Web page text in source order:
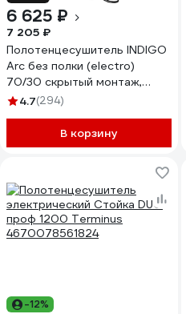
6 625 ₽
7 205 ₽
Полотенцесушитель INDIGO
Arc без полки (electro)
70/30 скрытый монтаж,
универсальное подключение
4.7(294)
В корзину
-12%